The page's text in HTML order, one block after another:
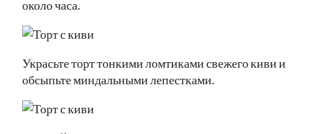
около часа.
Украсьте торт тонкими ломтиками свежего киви и
обсыпьте миндальными лепестками.